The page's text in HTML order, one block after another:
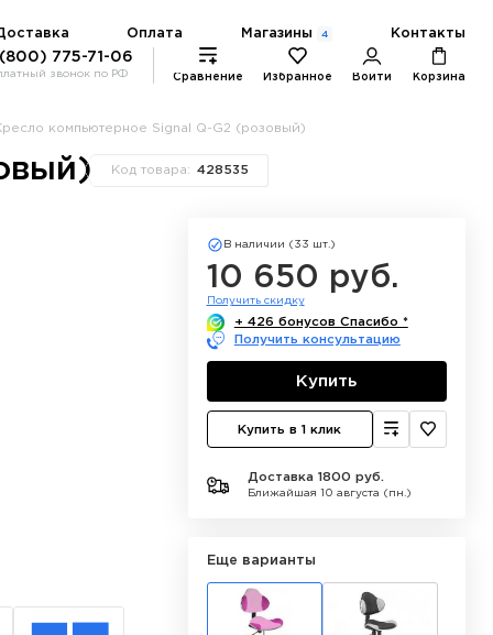
Оплата Магазины 4 Контакты
775-71-06
звонок по РФ Сравнение Избранное Войти Корзина
компьютерное Signal Q-G2 (розовый)
Код товара: 428535
В наличии (33 шт.)
10 650 руб.
Получить скидку
+ 426 бонусов Спасибо *
Получить консультацию
Купить
Купить в 1 клик
Доставка 1800 руб.
Ближайшая 10 августа (пн.)
Еще варианты